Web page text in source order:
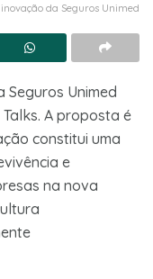
da Seguros Unimed
Seguros Unimed
A proposta é
constitui uma
e
na nova